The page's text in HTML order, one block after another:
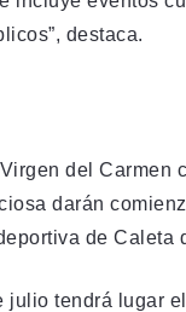
destaca.
del
darán
de Caleta
tendrá lugar